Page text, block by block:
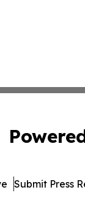
Submit Press